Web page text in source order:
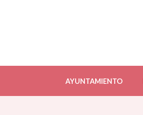
AYUNTAMIENTO